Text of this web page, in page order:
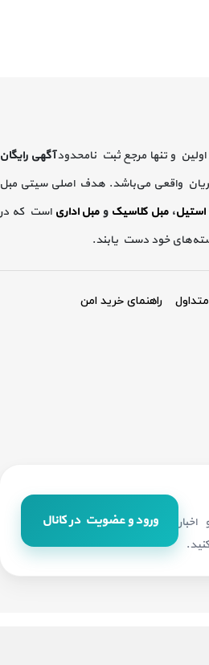
و تنها مرجع ثبت نامحدودآگهی رایگان
واقعی می‌باشد. هدف اصلی سیتی مبل
استیل،مبل کلاسیک ومبل اداری است که در
خود دست یابند.
راهنمای خرید امن
ورود و عضویت در کانال